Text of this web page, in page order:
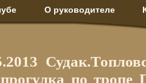
О руководителе
по тропе